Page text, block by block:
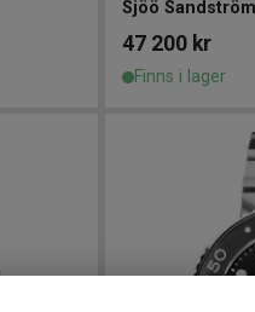
47 200 kr
Finns i lager